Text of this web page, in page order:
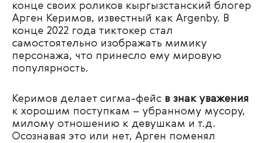
конце своих роликов кыргызстанский блогер
Арген Керимов, известный как Argenby. В
конце 2022 года тиктокер стал
самостоятельно изображать мимику
персонажа, что принесло ему мировую
популярность.
Керимов делает сигма-фейс в знак уважения
к хорошим поступкам – убранному мусору,
милому отношению к девушкам и т.д.
Осознавая это или нет, Арген поменял